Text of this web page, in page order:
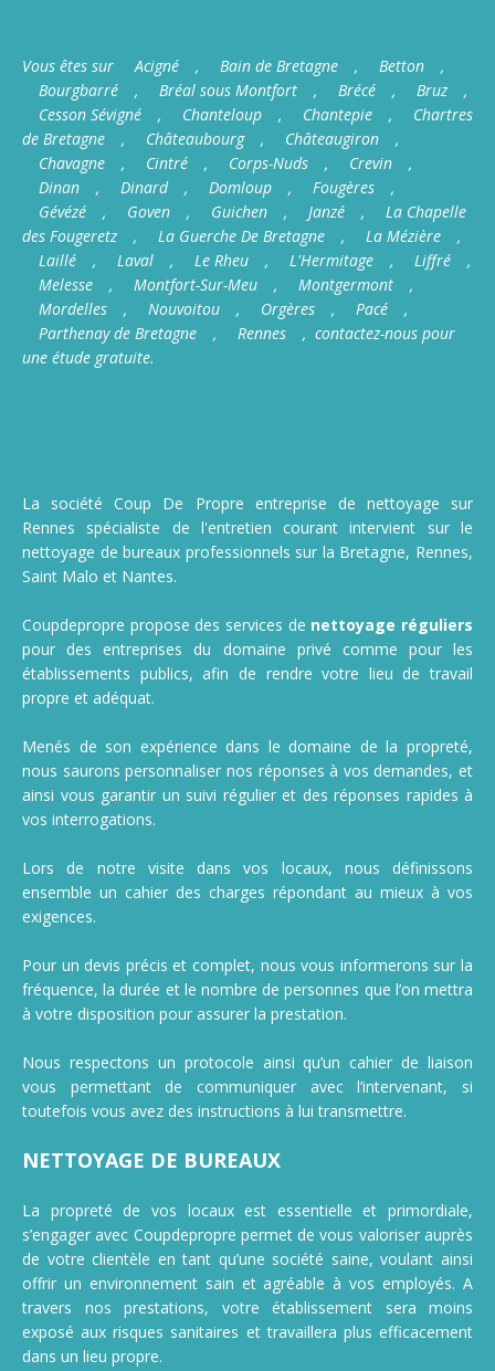
Vous êtes sur Acigné , Bain de Bretagne , Betton
,
Bourgbarré
, Bréal sous Montfort , Brécé , Bruz
,
Cesson Sévigné
, Chanteloup , Chantepie ,
Chartres
de Bretagne
, Châteaubourg , Châteaugiron
,
Chavagne
, Cintré , Corps-Nuds , Crevin
,
Dinan
, Dinard , Domloup , Fougères
,
Gévézé
, Goven , Guichen , Janzé ,
La Chapelle
des Fougeretz
, La Guerche De Bretagne , La Mézière
,
Laillé
, Laval , Le Rheu , L'Hermitage , Liffré
,
Melesse
, Montfort-Sur-Meu , Montgermont
,
Mordelles
, Nouvoitou , Orgères , Pacé
,
Parthenay de Bretagne
, Rennes
, contactez-nous pour
une étude gratuite.
La société Coup De Propre entreprise de nettoyage sur
Rennes spécialiste de l'entretien courant intervient sur le
nettoyage de bureaux professionnels sur la Bretagne, Rennes,
Saint Malo et Nantes.
Coupdepropre propose des services de nettoyage réguliers
pour des entreprises du domaine privé comme pour les
établissements publics, afin de rendre votre lieu de travail
propre et adéquat.
Menés de son expérience dans le domaine de la propreté,
nous saurons personnaliser nos réponses à vos demandes, et
ainsi vous garantir un suivi régulier et des réponses rapides à
vos interrogations.
Lors de notre visite dans vos locaux, nous définissons
ensemble un cahier des charges répondant au mieux à vos
exigences.
Pour un devis précis et complet, nous vous informerons sur la
fréquence, la durée et le nombre de personnes que l’on mettra
à votre disposition pour assurer la prestation.
Nous respectons un protocole ainsi qu’un cahier de liaison
vous permettant de communiquer avec l’intervenant, si
toutefois vous avez des instructions à lui transmettre.
NETTOYAGE DE BUREAUX
La propreté de vos locaux est essentielle et primordiale,
s’engager avec Coupdepropre permet de vous valoriser auprès
de votre clientèle en tant qu’une société saine, voulant ainsi
offrir un environnement sain et agréable à vos employés. A
travers nos prestations, votre établissement sera moins
exposé aux risques sanitaires et travaillera plus efficacement
dans un lieu propre.